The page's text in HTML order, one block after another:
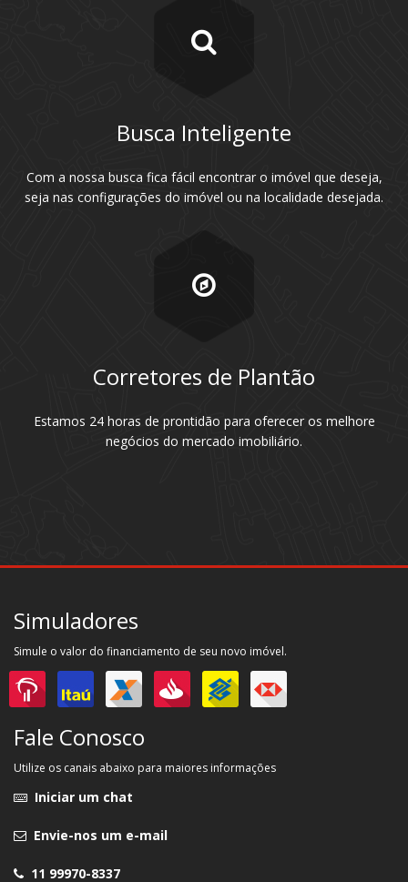
Busca Inteligente
Com a nossa busca fica fácil encontrar o imóvel que deseja,
seja nas configurações do imóvel ou na localidade desejada.
Corretores de Plantão
Estamos 24 horas de prontidão para oferecer os melhore
negócios do mercado imobiliário.
Simuladores
Simule o valor do financiamento de seu novo imóvel.
Fale Conosco
Utilize os canais abaixo para maiores informações
Iniciar um chat
Envie-nos um e-mail
11 99970-8337